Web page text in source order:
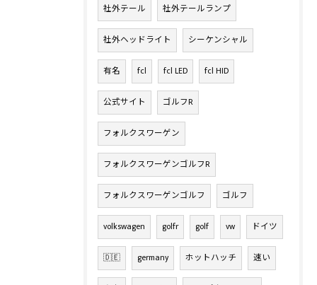
社外テール 社外テールランプ
社外ヘッドライト シーケンシャル
有名 fcl fcl LED fcl HID
公式サイト ゴルフR
フォルクスワーゲン
フォルクスワーゲンゴルフR
フォルクスワーゲンゴルフ ゴルフ
volkswagen golfr golf vw ドイツ
🇩🇪 germany ホットハッチ 速い